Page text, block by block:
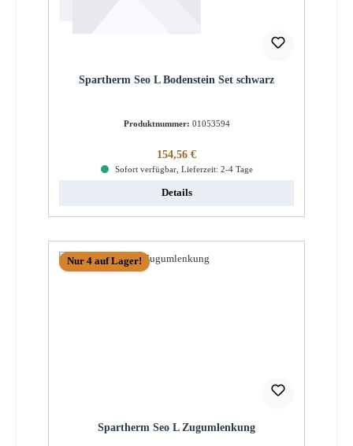
Spartherm Seo L Bodenstein Set schwarz
Produktnummer: 01053594
Regulärer Preis:
154,56 €
Sofort verfügbar, Lieferzeit: 2-4 Tage
Details
Nur 4 auf Lager!
Spartherm Seo L Zugumlenkung